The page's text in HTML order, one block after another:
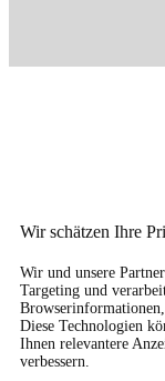
Wir schätzen Ihre
Wir und unsere
Targeting und
Diese Technologien
Ihnen relevantere
verbessern.